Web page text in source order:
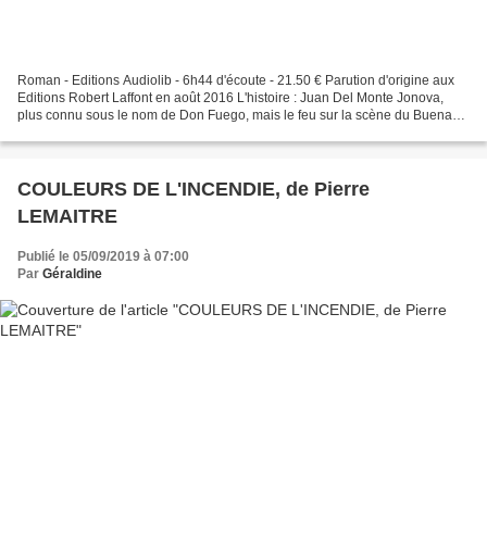
Roman - Editions Audiolib - 6h44 d'écoute - 21.50 € Parution d'origine aux
Editions Robert Laffont en août 2016 L'histoire : Juan Del Monte Jonova,
plus connu sous le nom de Don Fuego, mais le feu sur la scène du Buena
COULEURS DE L'INCENDIE, de Pierre
LEMAITRE
Publié le 05/09/2019 à 07:00
Par Géraldine